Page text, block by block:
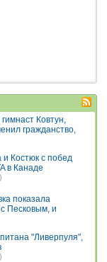
Ковтун,
гражданство,
и Костюк с побед
в Канаде
)
показала
Песковым, и
"Ливерпуля",
)